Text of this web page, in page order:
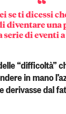
se ti dicessi
diventare
serie di eventi
“difficoltà”
in mano
derivasse dal